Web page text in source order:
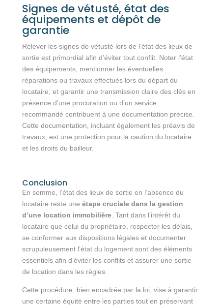
Signes de vétusté, état des
équipements et dépôt de
garantie
Relever les signes de vétusté lors de l’état des lieux de
sortie est primordial afin d’éviter tout conflit. Noter l’état
des équipements, mentionner les éventuelles
réparations ou travaux effectués lors du départ du
locataire, et garantir une transmission claire des clés en
présence d’une procuration ou d’un service
recommandé contribuent à une documentation précise.
Cette documentation, incluant également les préavis de
travaux, est une protection pour la caution du locataire
et les droits du bailleur.
Conclusion
En somme, l’état des lieux de sortie en l’absence du
locataire reste une étape cruciale dans la gestion
d’une location immobilière. Tant dans l’intérêt du
locataire que celui du propriétaire, respecter les délais,
se conformer aux dispositions légales et documenter
scrupuleusement l’état du logement sont des éléments
essentiels afin d’éviter les conflits et assurer une sortie
de location dans les règles.
Cette procédure, bien encadrée par la loi, vise à garantir
une certaine équité entre les parties tout en préservant